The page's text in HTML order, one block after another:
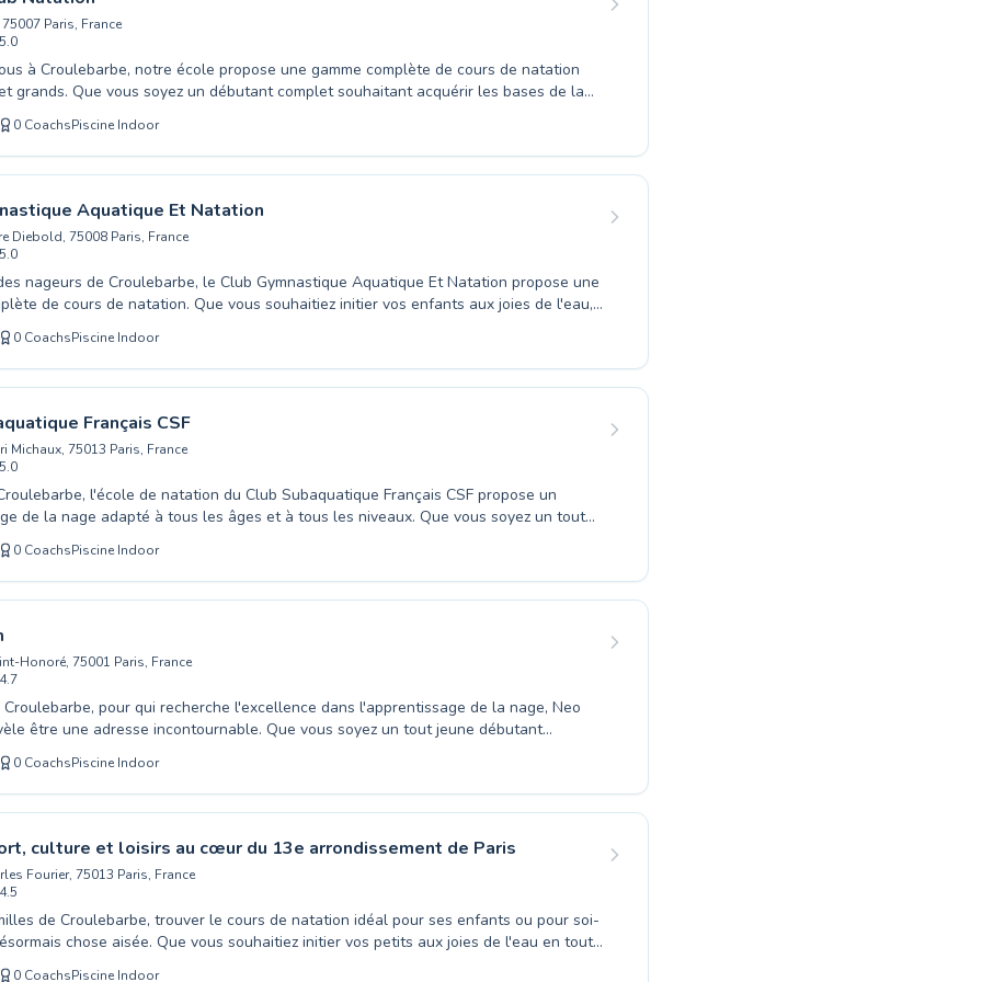
gratuitement →
Paris, France
5.0
à Croulebarbe, notre école propose une gamme complète de cours de natation
grands. Que vous soyez un débutant complet souhaitant acquérir les bases de la
plus expérimenté cherchant à perfectionner votre technique, nos maîtres-
sont là pour vous accompagner. Nous mettons un point d'honneur à créer un
d'apprentissage bienveillant et stimulant, favorisant l'aisance aquatique de
séances ludiques pour les enfants aux entraînements axés sur la performance pour
Racing Club Natation s'adapte à vos objectifs. Venez découvrir le plaisir de nager
et franchissez le pas vers une meilleure maîtrise de l'eau.
0 CoachsPiscine Indoor
Aquatique Et Natation
Diebold, 75008 Paris, France
5.0
nageurs de Croulebarbe, le Club Gymnastique Aquatique Et Natation propose une
de cours de natation. Que vous souhaitiez initier vos enfants aux joies de l'eau,
vos bambins vers une aisance aquatique sécurisée, ou perfectionner votre propre
maîtres-nageurs diplômés sauront vous guider avec professionnalisme. Nous
bien les grands débutants que les nageurs désireux d'améliorer leur crawl ou
dans un environnement bienveillant et sécurisé. Nos bassins sont adaptés pour
et tous les niveaux, assurant un apprentissage efficace et agréable. N'attendez
le plaisir de nager et rejoignez notre communauté enthousiaste à
où le bien-être aquatique est notre priorité.
0 CoachsPiscine Indoor
Français CSF
Michaux, 75013 Paris, France
5.0
l'école de natation du Club Subaquatique Français CSF propose un
de la nage adapté à tous les âges et à tous les niveaux. Que vous soyez un tout
cherchant à acquérir son aisance aquatique ou un nageur plus expérimenté
votre technique, nos maîtres-nageurs diplômés sauront vous
avec pédagogie dans notre bassin. Nous accueillons aussi bien les enfants que les
une progression sécurisée et motivante dans une ambiance conviviale.
le plaisir de nager avec nous et franchissez le pas vers une aisance aquatique
0 CoachsPiscine Indoor
Honoré, 75001 Paris, France
4.7
pour qui recherche l'excellence dans l'apprentissage de la nage, Neo
être une adresse incontournable. Que vous soyez un tout jeune débutant
acquérir l'aisance aquatique, un enfant désireux de maîtriser de nouvelles nages, ou
perfectionner sa technique, nos maîtres-nageurs diplômés vous
avec pédagogie et bienveillance. Nous proposons une gamme complète de cours,
les niveaux, du premier contact avec l'eau aux styles de nage plus complexes,
motivante et sécurisée. Venez découvrir le plaisir de nager et libérez votre
avec nous.
0 CoachsPiscine Indoor
culture et loisirs au cœur du 13e arrondissement de Paris
Fourier, 75013 Paris, France
4.5
de Croulebarbe, trouver le cours de natation idéal pour ses enfants ou pour soi-
chose aisée. Que vous souhaitiez initier vos petits aux joies de l'eau en toute
que vous désiriez vous perfectionner pour gagner en aisance aquatique, notre offre
0 CoachsPiscine Indoor